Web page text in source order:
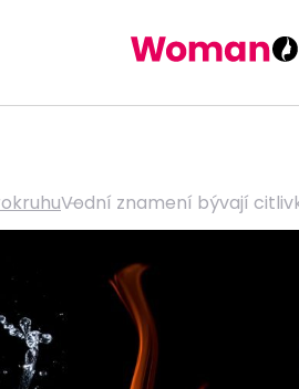
Vodní znamení bývají